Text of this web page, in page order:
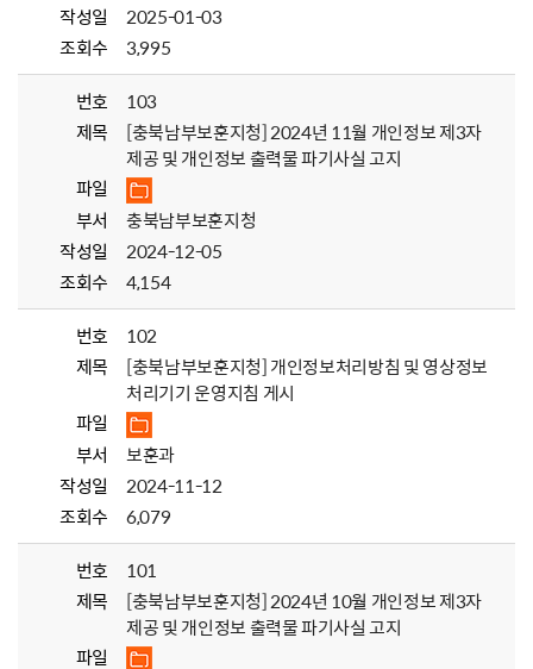
작성일
2025-01-03
조회수
3,995
번호
103
제목
[충북남부보훈지청] 2024년 11월 개인정보 제3자
제공 및 개인정보 출력물 파기사실 고지
파일
부서
충북남부보훈지청
작성일
2024-12-05
조회수
4,154
번호
102
제목
[충북남부보훈지청] 개인정보처리방침 및 영상정보
처리기기 운영지침 게시
파일
부서
보훈과
작성일
2024-11-12
조회수
6,079
번호
101
제목
[충북남부보훈지청] 2024년 10월 개인정보 제3자
제공 및 개인정보 출력물 파기사실 고지
파일